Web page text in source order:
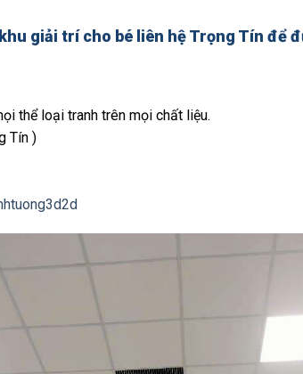
giải trí cho bé liên hệ Trọng Tín để
thể loại tranh trên mọi chất liệu.
Tín )